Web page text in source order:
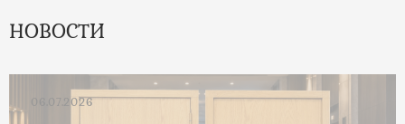
НОВОСТИ
06.07.2026